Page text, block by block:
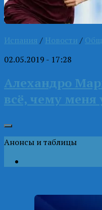
Испания / Новости /
02.05.2019 - 17:28
Алехандро
всё, чему меня
Анонсы и таблицы